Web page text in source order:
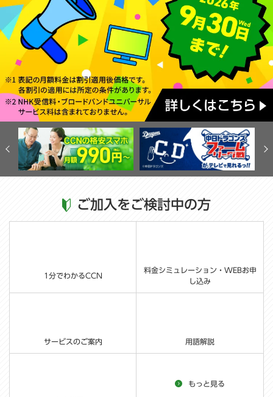
ご加入をご検討中の方
1分でわかるCCN
料金シミュレーション ・WEBお申
し込み
サービスのご案内 用語解説
もっと見る